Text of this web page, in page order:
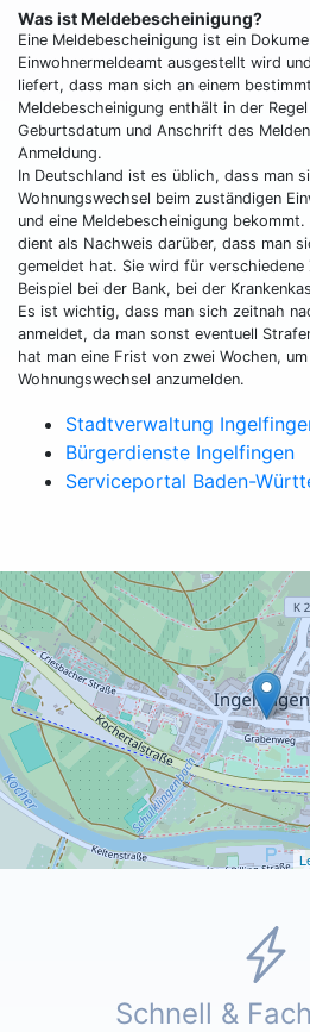
Was ist Meldebescheinigung?
Eine Meldebescheinigung ist ein
Einwohnermeldeamt ausgestellt wird
liefert, dass man sich an einem
Meldebescheinigung enthält in der
Geburtsdatum und Anschrift des
Anmeldung.
In Deutschland ist es üblich, dass man
Wohnungswechsel beim zuständigen
und eine Meldebescheinigung
dient als Nachweis darüber, dass man
gemeldet hat. Sie wird für
Beispiel bei der Bank, bei der
Es ist wichtig, dass man sich zeitnah
anmeldet, da man sonst eventuell
hat man eine Frist von zwei Wochen,
Wohnungswechsel anzumelden.
Stadtverwaltung
Bürgerdienste Ingelfingen
Serviceportal Baden-
Schnell &